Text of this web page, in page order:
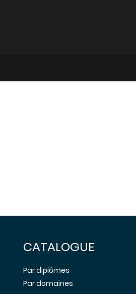
CATALOGUE
Par diplômes
Par domaines